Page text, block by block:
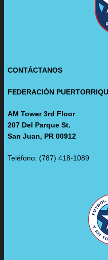
CONTÁCTANOS
FEDERACIÓN
AM Tower 3rd Floor
207 Del Parque St.
San Juan, PR 00912
Teléfono: (787) 418-1089